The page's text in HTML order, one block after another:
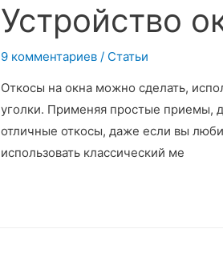
Устройство
9 комментариев / Статьи
Откосы на окна можно сделать,
уголки. Применяя простые приемы,
отличные откосы, даже если вы
использовать классический ме